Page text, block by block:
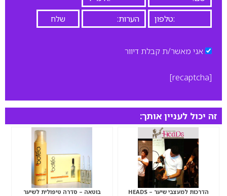
אני מאשר/ת קבלת דיוור
[recaptcha]
זה יכול לעניין אותך:
הדרכות למעצבי שיער – HEADS בוטאה – סדרה טיפולית לשיער